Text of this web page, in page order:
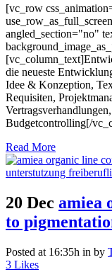
[vc_row
angled_section="no"
die neueste
Idee & Konzeption,
Requisiten,
Budgetcontrolling[/
Read More
20 Dec amiea
to
Posted at 16:35h in by
3 Likes